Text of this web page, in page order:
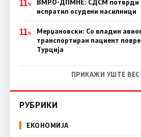
Ч
ВМРО-ДПМНЕ: СДСM потврди
испратил осудени насилници
11Ч
Мерџановски: Со владин
транспортиран пациент
Турција
ПРИКАЖИ УШТЕ
РУБРИКИ
ЕКОНОМИЈА